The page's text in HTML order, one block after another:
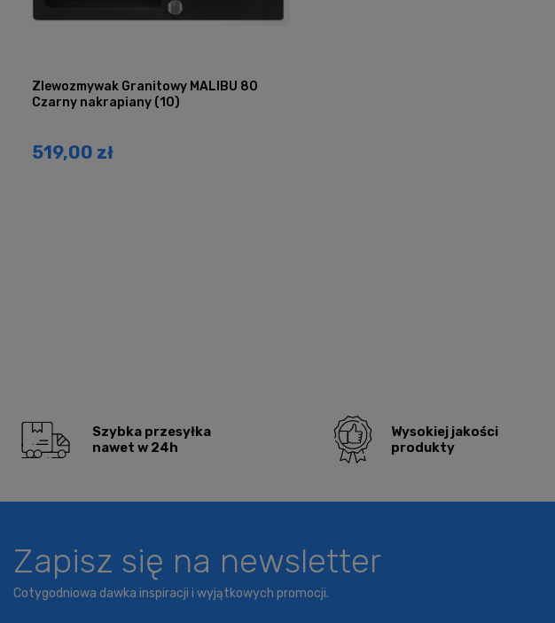
Zlewozmywak Granitowy MALIBU 80
Czarny nakrapiany (10)
519,00 zł
Szybka przesyłka
nawet w 24h
Wysokiej jakości
produkty
Zapisz się na newsletter
Cotygodniowa dawka inspiracji i wyjątkowych promocji.